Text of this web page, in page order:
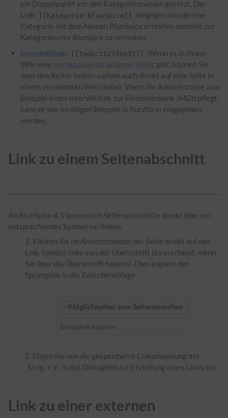
ein Doppelpunkt vor den Kategoriennamen gesetzt. Der
Link
Kategorie :BlueSpice]]
hingegen würde eine
Kategorie mit dem Namen BlueSpice erstellen anstelle zur
Kategorieseite BlueSpice zu verlinken.
Interwikilink: [[Imdb:tt2709692]]
Wenn es in Ihrem
Wiki eine Vernetzung mit anderen Wikis gibt, können Sie
über den Reiter Seiten suchen auch direkt auf eine Seite in
einem verwandten Wiki linken. Wenn Ihr Administrator zum
Beispiel einen Interwikilink zur Filmdatenbank IMDb pflegt,
kann er wie im obigen Beispiel in Kurzform eingegeben
werden.
Link zu einem Seitenabschnitt
Ab BlueSpice 4.3 lassen sich Seitenabschnitte direkt über ein
entsprechendes Symbol verlinken:
Klicken Sie im Ansichtsmodus der Seite direkt auf das
Link-Symbol links von der Überschrift (es erscheint, wenn
Sie über die Überschrift hovern). Dies kopiert den
Sprunglink in die Zwischenablage.
Sprunglink kopieren
Fügen Sie nun die gespeicherte Linkanweisung mit
Strg + V in das Dialogfeld zur Erstellung eines Links ein.
Link zu einer externen